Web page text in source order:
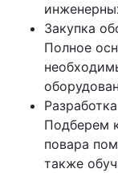
Закупка
Полное
Подберем
повара
также